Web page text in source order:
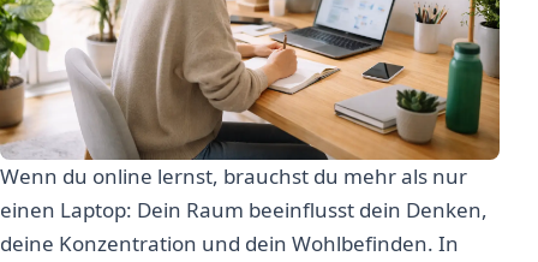
Wenn du online lernst, brauchst du mehr als nur
einen Laptop: Dein Raum beeinflusst dein Denken,
deine Konzentration und dein Wohlbefinden. In